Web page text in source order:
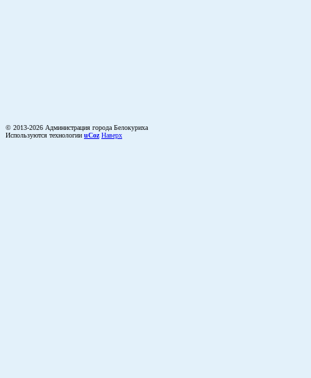
© 2013-2026 Администрация города Белокуриха
Используются технологии uCoz Наверх